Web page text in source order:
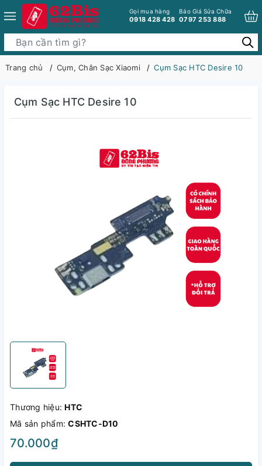
Gọi mua hàng
0918 428 428
Báo Giá Sửa Chữa
0797 253 888
Trang chủ Cụm, Chân Sạc Xiaomi Cụm Sạc HTC Desire 10
Cụm Sạc HTC Desire 10
Thương hiệu:HTC
Mã sản phẩm:CSHTC-D10
70.000₫